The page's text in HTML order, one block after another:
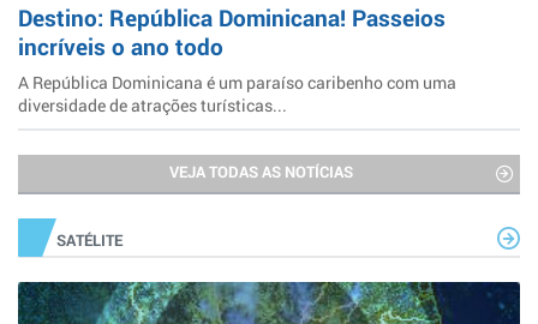
Destino: República Dominicana! Passeios
incríveis o ano todo
A República Dominicana é um paraíso caribenho com uma
diversidade de atrações turísticas...
VEJA TODAS AS NOTÍCIAS
SATÉLITE